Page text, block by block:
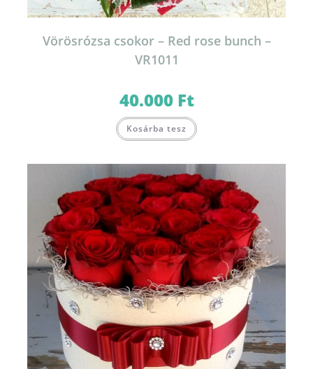
Vörösrózsa csokor – Red rose bunch –
VR1011
40.000 Ft
Kosárba tesz